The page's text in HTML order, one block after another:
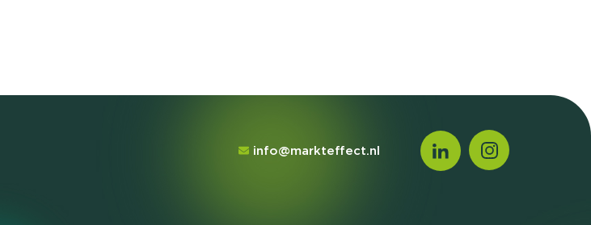
info@markteffect.nl